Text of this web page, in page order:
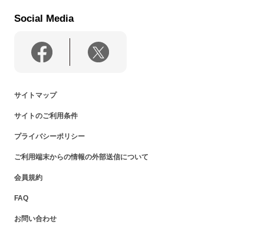
Social Media
サイトマップ
サイトのご利用条件
プライバシーポリシー
ご利用端末からの情報の外部送信について
会員規約
FAQ
お問い合わせ